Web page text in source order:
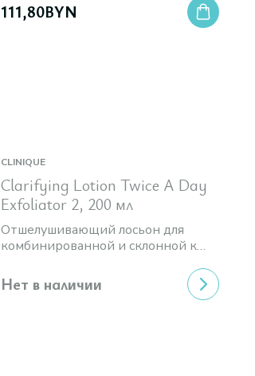
111,80BYN
CLINIQUE
Clarifying Lotion Twice A Day
Exfoliator 2, 200 мл
Отшелушивающий лосьон для
комбинированной и склонной к
Нет в наличии